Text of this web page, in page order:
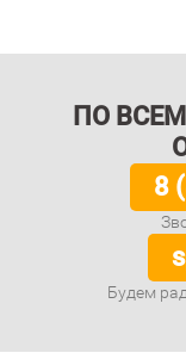
ПО
8
Будем